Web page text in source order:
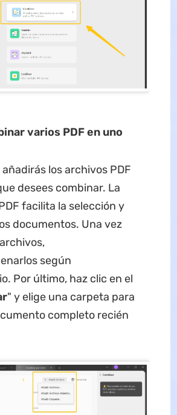
varios PDF en uno
los archivos PDF
desees combinar. La
facilita la selección y
documentos. Una vez
según
Por último, haz clic en el
" y elige una carpeta para
completo recién